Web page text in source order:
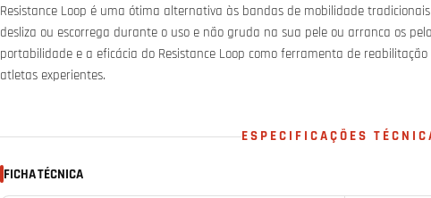
Resistance Loop é uma ótima alternativa às bandas de mobilidade
desliza ou escorrega durante o uso e não gruda na sua pele ou arranca os
portabilidade e a eficácia do Resistance Loop como ferramenta de
atletas experientes.
ESPECIFICAÇÕES
FICHA TÉCNICA